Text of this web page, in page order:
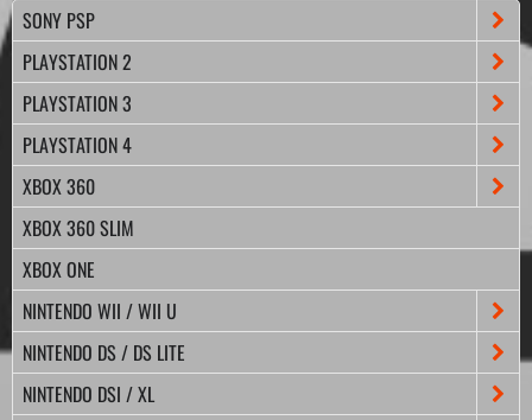
SONY PSP
PLAYSTATION 2
PLAYSTATION 3
PLAYSTATION 4
XBOX 360
XBOX 360 SLIM
XBOX ONE
NINTENDO WII / WII U
NINTENDO DS / DS LITE
NINTENDO DSI / XL